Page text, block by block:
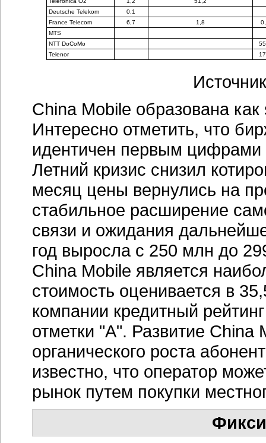
Deutsche Telekom
0,1
France Telecom
6,7 1,8
MTS
NTT DoCoMo
Telenor
China Mobile образована
Интересно отметить, что
идентичен первым цифрами
Летний кризис снизил
месяц цены вернулись на
стабильное расширение
связи и ожидания
год выросла с 250 млн до
Сhina Mobile является
стоимость оценивается в
компании кредитный
отметки "А". Развитие China
органического роста
известно, что оператор
рынок путем покупки